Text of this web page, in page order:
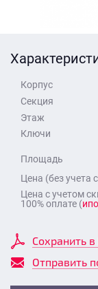
Корпус
Секция
Этаж
Ключи
Площадь
Цена (без учета
Цена с учетом
100% оплате (
Сохранить в
Отправить